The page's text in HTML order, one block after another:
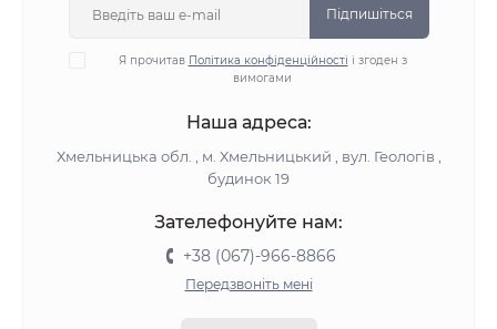
Підпишіться
Я прочитав Політика конфіденційності і згоден з
вимогами
Наша адреса:
Хмельницька обл. , м. Хмельницький , вул. Геологів ,
будинок 19
Зателефонуйте нам:
+38 (067)-966-8866
Передзвоніть мені